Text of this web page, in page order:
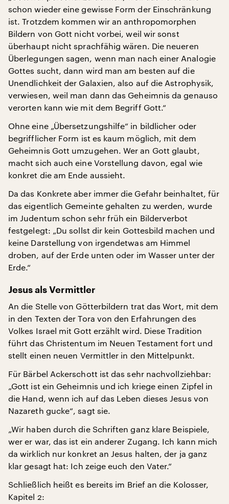
schon wieder eine gewisse Form der Einschränkung
ist. Trotzdem kommen wir an anthropomorphen
Bildern von Gott nicht vorbei, weil wir sonst
überhaupt nicht sprachfähig wären. Die neueren
Überlegungen sagen, wenn man nach einer Analogie
Gottes sucht, dann wird man am besten auf die
Unendlichkeit der Galaxien, also auf die Astrophysik,
verwiesen, weil man dann das Geheimnis da genauso
verorten kann wie mit dem Begriff Gott.“
Ohne eine „Übersetzungshilfe“ in bildlicher oder
begrifflicher Form ist es kaum möglich, mit dem
Geheimnis Gott umzugehen. Wer an Gott glaubt,
macht sich auch eine Vorstellung davon, egal wie
konkret die am Ende aussieht.
Da das Konkrete aber immer die Gefahr beinhaltet, für
das eigentlich Gemeinte gehalten zu werden, wurde
im Judentum schon sehr früh ein Bilderverbot
festgelegt: „Du sollst dir kein Gottesbild machen und
keine Darstellung von irgendetwas am Himmel
droben, auf der Erde unten oder im Wasser unter der
Erde.“
Jesus als Vermittler
An die Stelle von Götterbildern trat das Wort, mit dem
in den Texten der Tora von den Erfahrungen des
Volkes Israel mit Gott erzählt wird. Diese Tradition
führt das Christentum im Neuen Testament fort und
stellt einen neuen Vermittler in den Mittelpunkt.
Für Bärbel Ackerschott ist das sehr nachvollziehbar:
„Gott ist ein Geheimnis und ich kriege einen Zipfel in
die Hand, wenn ich auf das Leben dieses Jesus von
Nazareth gucke“, sagt sie.
„Wir haben durch die Schriften ganz klare Beispiele,
wer er war, das ist ein anderer Zugang. Ich kann mich
da wirklich nur konkret an Jesus halten, der ja ganz
klar gesagt hat: Ich zeige euch den Vater.“
Schließlich heißt es bereits im Brief an die Kolosser,
Kapitel 2: